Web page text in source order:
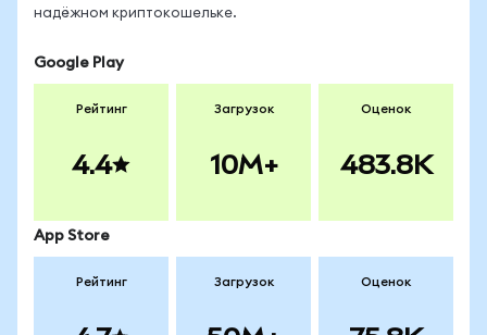
надёжном криптокошельке.
Google Play
Рейтинг
4.4
Загрузок
10M+
Оценок
483.8K
App Store
Рейтинг Загрузок Оценок